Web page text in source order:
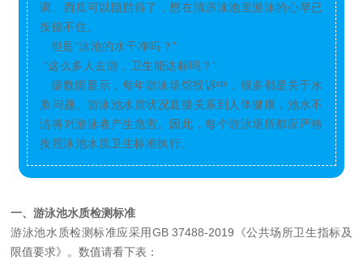
调、西瓜可以阻挡得了，想在清凉泳池里游泳的心早已
按捺不住。
但是“泳池的水干净吗？”
“这么多人去游，卫生能达标吗？”
据数据显示，每年游泳场馆投诉中，很多都是关于水
质问题。游泳池水质状况直接关系到人体健康，池水不
洁将对游泳者产生危害。因此，每个游泳场所都应严格
按照泳池水质卫生标准执行。
一、游泳池水质检测标准
游泳池水质检测标准应采用GB 37488-2019《公共场所卫生指标及
限值要求》。数值请看下表：